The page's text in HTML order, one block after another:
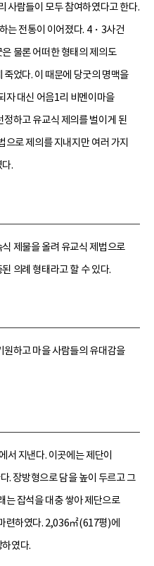
사람들이 모두 참여하였다고 한다.
는 전통이 이어졌다. 4・3사건
물론 어떠한 형태의 제의도
었다. 이 때문에 당굿의 명맥을
자 대신 어음1리 비멘이마을
하고 유교식 제의를 벌이게 된
으로 제의를 지내지만 여러 가지
.
제물을 올려 유교식 제법으로
의례 형태라고 할 수 있다.
하고 마을 사람들의 유대감을
서 지낸다. 이곳에는 제단이
. 장방형으로 담을 높이 두르고 그
는 잡석을 대충 쌓아 제단으로
련하였다. 2,036㎡(617평)에
였다.